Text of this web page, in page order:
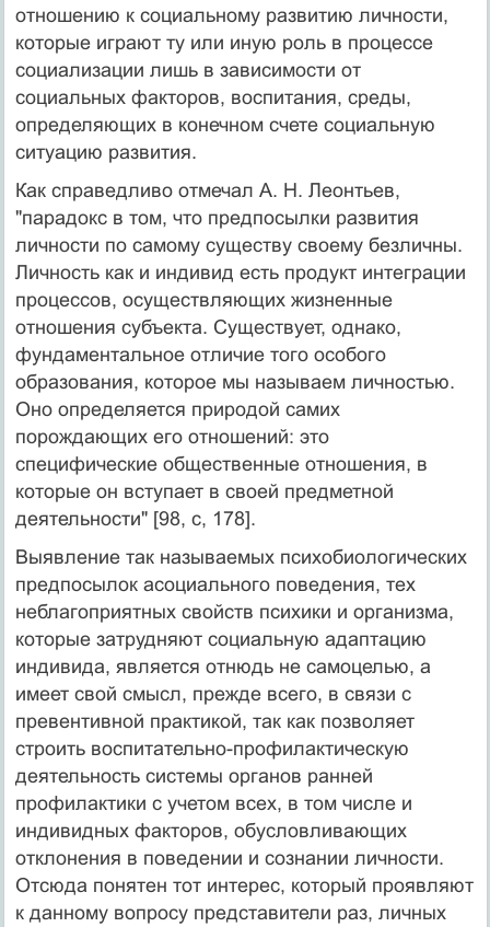
отношению к социальному развитию личности,
которые играют ту или иную роль в процессе
социализации лишь в зависимости от
социальных факторов, воспитания, среды,
определяющих в конечном счете социальную
ситуацию развития.
Как справедливо отмечал А. Н. Леонтьев,
"парадокс в том, что предпосылки развития
личности по самому существу своему безличны.
Личность как и индивид есть продукт интеграции
процессов, осуществляющих жизненные
отношения субъекта. Существует, однако,
фундаментальное отличие того особого
образования, которое мы называем личностью.
Оно определяется природой самих
порождающих его отношений: это
специфические общественные отношения, в
которые он вступает в своей предметной
деятельности" [98, с, 178].
Выявление так называемых психобиологических
предпосылок асоциального поведения, тех
неблагоприятных свойств психики и организма,
которые затрудняют социальную адаптацию
индивида, является отнюдь не самоцелью, а
имеет свой смысл, прежде всего, в связи с
превентивной практикой, так как позволяет
строить воспитательно-профилактическую
деятельность системы органов ранней
профилактики с учетом всех, в том числе и
индивидных факторов, обусловливающих
отклонения в поведении и сознании личности.
Отсюда понятен тот интерес, который проявляют
к данному вопросу представители раз, личных